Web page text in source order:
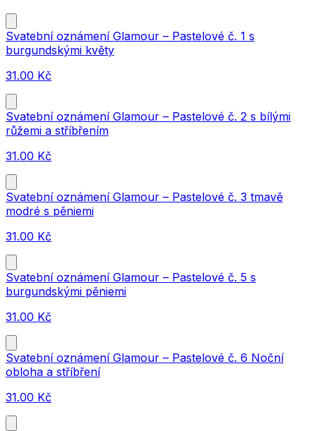
Svatební oznámení Glamour – Pastelové č. 1 s
burgundskými květy
31.00 Kč
Svatební oznámení Glamour – Pastelové č. 2 s bílými
růžemi a stříbřením
31.00 Kč
Svatební oznámení Glamour – Pastelové č. 3 tmavě
modré s pěniemi
31.00 Kč
Svatební oznámení Glamour – Pastelové č. 5 s
burgundskými pěniemi
31.00 Kč
Svatební oznámení Glamour – Pastelové č. 6 Noční
obloha a stříbření
31.00 Kč